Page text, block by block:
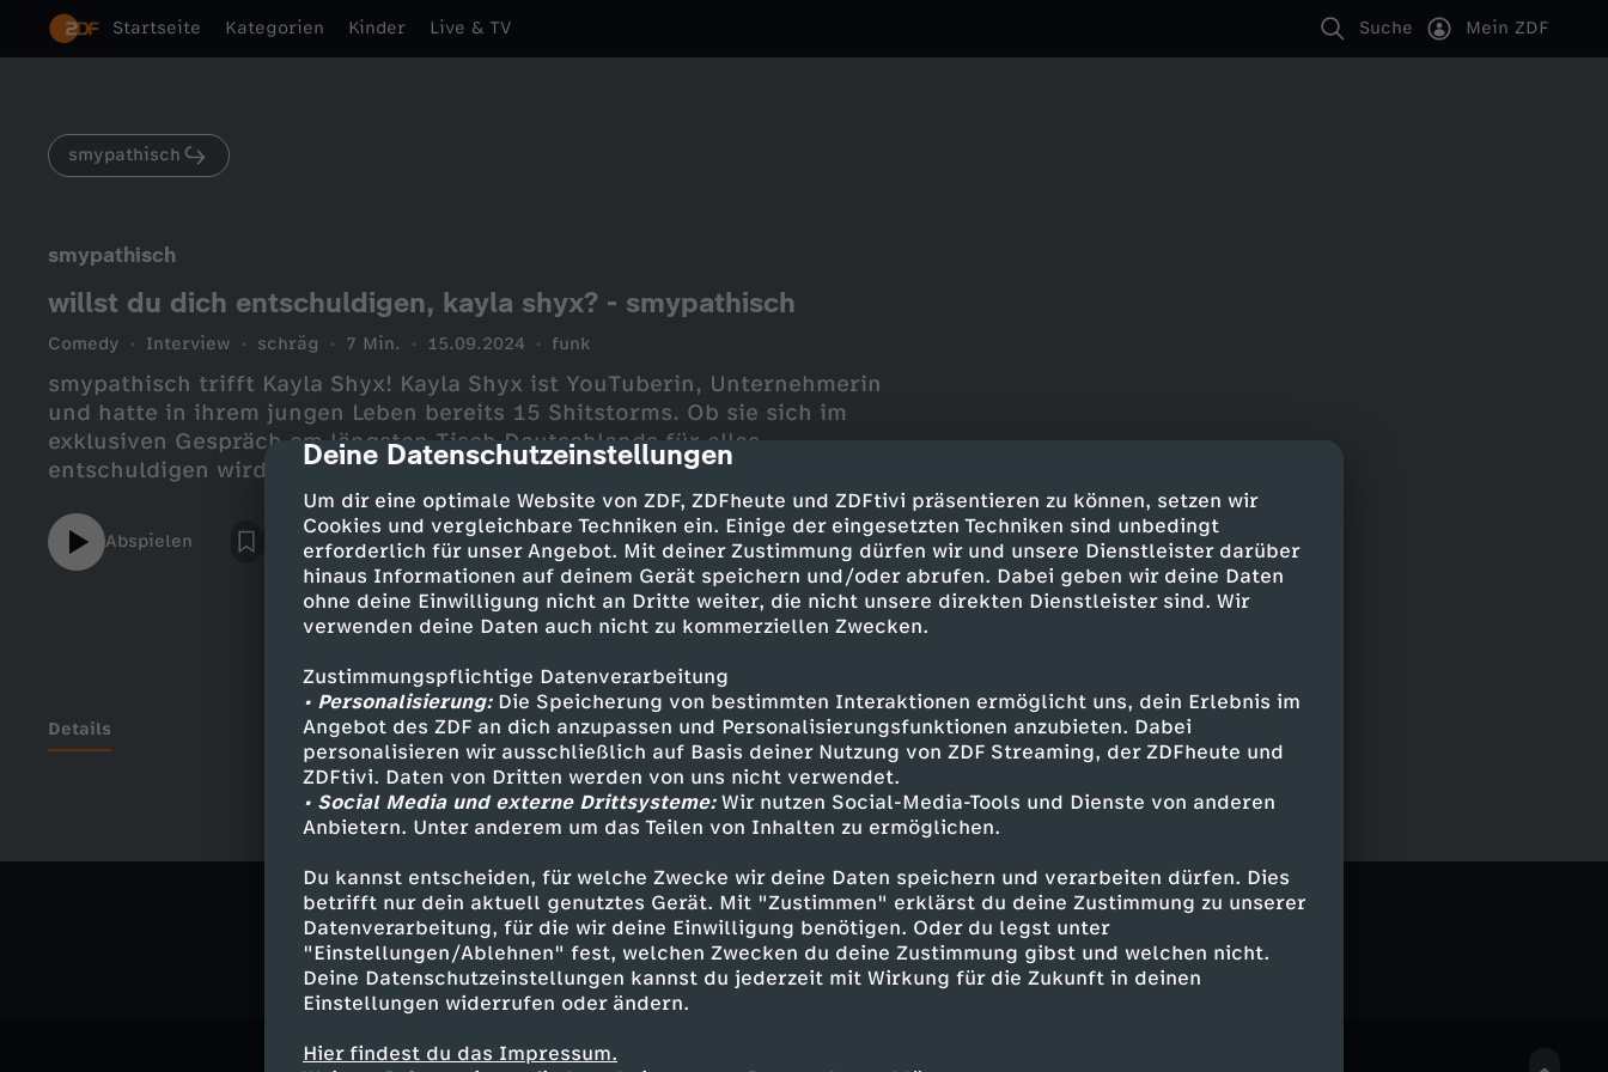
cmp-dialog-description
Deine Datenschutzeinstellungen
Um dir eine optimale Website von ZDF, ZDFheute und ZDFtivi präsentieren zu können, setzen wir
Cookies und vergleichbare Techniken ein. Einige der eingesetzten Techniken sind unbedingt
erforderlich für unser Angebot. Mit deiner Zustimmung dürfen wir und unsere Dienstleister darüber
hinaus Informationen auf deinem Gerät speichern und/oder abrufen. Dabei geben wir deine Daten
ohne deine Einwilligung nicht an Dritte weiter, die nicht unsere direkten Dienstleister sind. Wir
verwenden deine Daten auch nicht zu kommerziellen Zwecken.
Zustimmungspflichtige Datenverarbeitung
• Personalisierung:Die Speicherung von bestimmten Interaktionen ermöglicht uns, dein Erlebnis im
Angebot des ZDF an dich anzupassen und Personalisierungsfunktionen anzubieten. Dabei
personalisieren wir ausschließlich auf Basis deiner Nutzung von ZDF Streaming, der ZDFheute und
ZDFtivi. Daten von Dritten werden von uns nicht verwendet.
• Social Media und externe Drittsysteme:Wir nutzen Social-Media-Tools und Dienste von anderen
Anbietern. Unter anderem um das Teilen von Inhalten zu ermöglichen.
Du kannst entscheiden, für welche Zwecke wir deine Daten speichern und verarbeiten dürfen. Dies
betrifft nur dein aktuell genutztes Gerät. Mit "Zustimmen" erklärst du deine Zustimmung zu unserer
Datenverarbeitung, für die wir deine Einwilligung benötigen. Oder du legst unter
"Einstellungen/Ablehnen" fest, welchen Zwecken du deine Zustimmung gibst und welchen nicht.
Deine Datenschutzeinstellungen kannst du jederzeit mit Wirkung für die Zukunft in deinen
Einstellungen widerrufen oder ändern.
Hier findest du das Impressum.
Startseite Kategorien Kinder Live & TV Suche Mein ZDF
smypathisch
smypathisch
willst du dich entschuldigen, kayla shyx? - smypathisch
Comedy Interview schräg 7 Min. 15.09.2024 funk
smypathisch trifft Kayla Shyx! Kayla Shyx ist YouTuberin, Unternehmerin
und hatte in ihrem jungen Leben bereits 15 Shitstorms. Ob sie sich im
exklusiven Gespräch am längsten Tisch Deutschlands für alles
entschuldigen wird? Nein, aber schaut das Video bitte trotzdem.Seid ihr
auch Swifties? Finde ich richtig cool :) smypathisch auf instagram:
https://www.instagram.com/smypathisch/ smypathisch auf tiktok:
https://www.tiktok.com/@smypathisch?lang=de-DE smypathisch ist eine
Produktion der btf GmbH in Zusammenarbeit mit funk und ZDF. Dieses
Video wurde nachhaltig produziert! Host: Marie Lina Smyrek Producing:
Jana Döhlinger Autor:innen: Marie Lina Smyrek, Canberk Köktürk
Redaktion (ZDF und funk): Saphira Siegmund, Toya Zurkuhlen, Moritz
LuppoldProduktionsleitung: Estefanía Veiga ScalerandiHerstellungsleitung:
Hannah PasikowskiSchnitt: Lisanne LeudersKamera: Leon Adam, Enrico
Gomigsmypathisch ist ein Kanal von funk!YouTube:
https://www.youtube.com/funkofficialInstagram:
https://www.instagram.com/funkTikTok: https://www.tiktok.com/@funk
Website: https://go.funk.netInfos für Hater:
https://go.funk.net/netiquettehttps://go.funk.net/impressum
Abspielen
Details
Ähnliche Inhalte entdecken
Comedy Interview schräg smypathisch